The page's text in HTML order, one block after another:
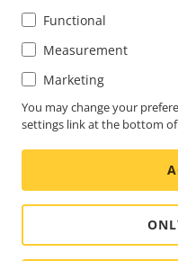
Functional
Measurement
Marketing
You may change your
settings link at the bottom of